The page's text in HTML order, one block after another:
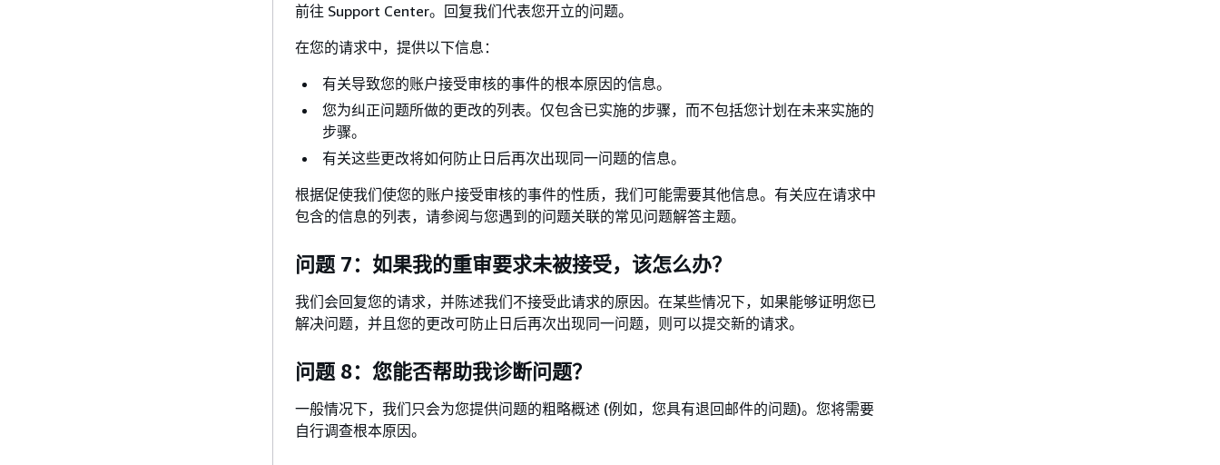
前往 Support Center。回复我们代表您开立的问题。
在您的请求中，提供以下信息：
有关导致您的账户接受审核的事件的根本原因的信息。
您为纠正问题所做的更改的列表。仅包含已实施的步骤，而不包括您计划在未来实施的
步骤。
有关这些更改将如何防止日后再次出现同一问题的信息。
根据促使我们使您的账户接受审核的事件的性质，我们可能需要其他信息。有关应在请求中
包含的信息的列表，请参阅与您遇到的问题关联的常见问题解答主题。
问题 7：如果我的重审要求未被接受，该怎么办？
我们会回复您的请求，并陈述我们不接受此请求的原因。在某些情况下，如果能够证明您已
解决问题，并且您的更改可防止日后再次出现同一问题，则可以提交新的请求。
问题 8：您能否帮助我诊断问题？
一般情况下，我们只会为您提供问题的粗略概述 (例如，您具有退回邮件的问题)。您将需要
自行调查根本原因。